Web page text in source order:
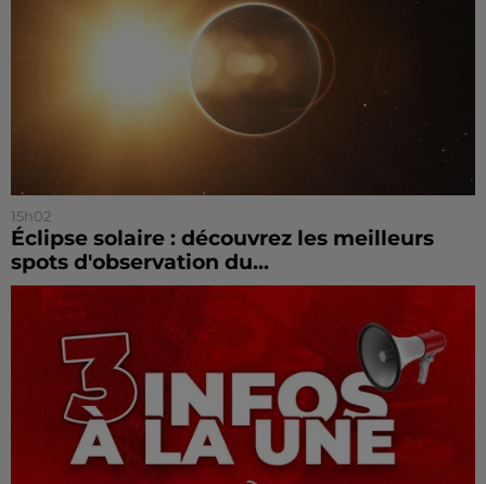
15h02
Éclipse solaire : découvrez les meilleurs
spots d'observation du...